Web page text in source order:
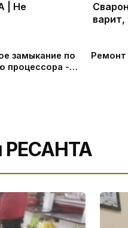
| Не
замыкание по
процессора -
РЕСАНТА